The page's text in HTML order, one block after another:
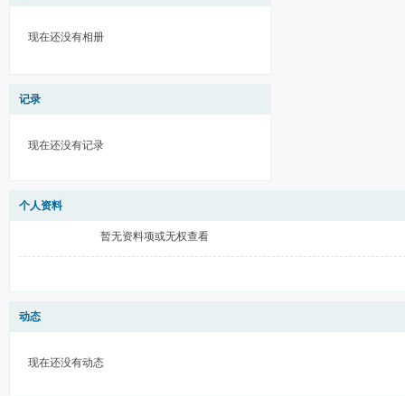
现在还没有相册
记录
现在还没有记录
个人资料
暂无资料项或无权查看
动态
现在还没有动态